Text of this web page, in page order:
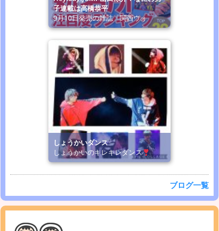
子連載は高橋恭平
9月10日発売の雑誌「関西ウォ
しょうかいダンス
しょうかいのキレキレダンス
ブログ一覧